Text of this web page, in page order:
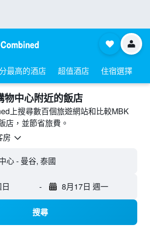
最高的酒店 超值酒店 住宿選擇
物中心附近​的飯店
上搜尋數百個旅遊網站和比較MBK
店，並節省旅費。
房
心 - 曼谷, 泰國
- 8月17日 週一
搜尋